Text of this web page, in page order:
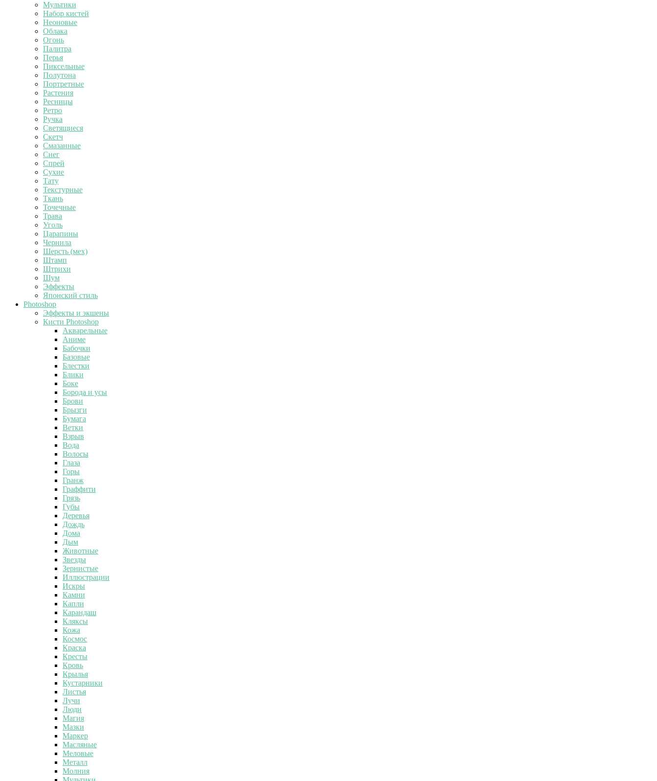
Мультики
Набор кистей
Неоновые
Облака
Огонь
Палитра
Перья
Пиксельные
Полутона
Портретные
Растения
Ресницы
Ретро
Ручка
Светящиеся
Скетч
Смазанные
Снег
Спрей
Сухие
Тату
Текстурные
Ткань
Точечные
Трава
Уголь
Царапины
Чернила
Шерсть (мех)
Штамп
Штрихи
Шум
Эффекты
Японский стиль
Photoshop
Эффекты и экшены
Кисти Photoshop
Акварельные
Аниме
Бабочки
Базовые
Блестки
Блики
Боке
Борода и усы
Брови
Брызги
Бумага
Ветки
Взрыв
Вода
Волосы
Глаза
Горы
Гранж
Граффити
Грязь
Губы
Деревья
Дождь
Дома
Дым
Животные
Звезды
Зернистые
Иллюстрации
Искры
Камни
Капли
Карандаш
Кляксы
Кожа
Космос
Краска
Кресты
Кровь
Крылья
Кустарники
Листья
Лучи
Люди
Магия
Мазки
Маркер
Масляные
Меловые
Металл
Молния